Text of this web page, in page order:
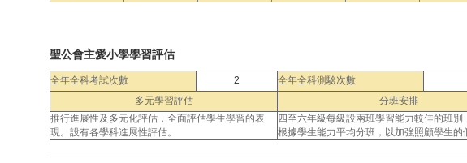
聖公會主愛小學學習評估
全年全科考試次數 2 全年全科測驗次數
多元學習評估
分班安排
推行進展性及多元化評估，全面評估學生學習的表
現。設有各學科進展性評估。
四至六年級每級設兩班學習能力較佳的班別
根據學生能力平均分班，以加強照顧學生的